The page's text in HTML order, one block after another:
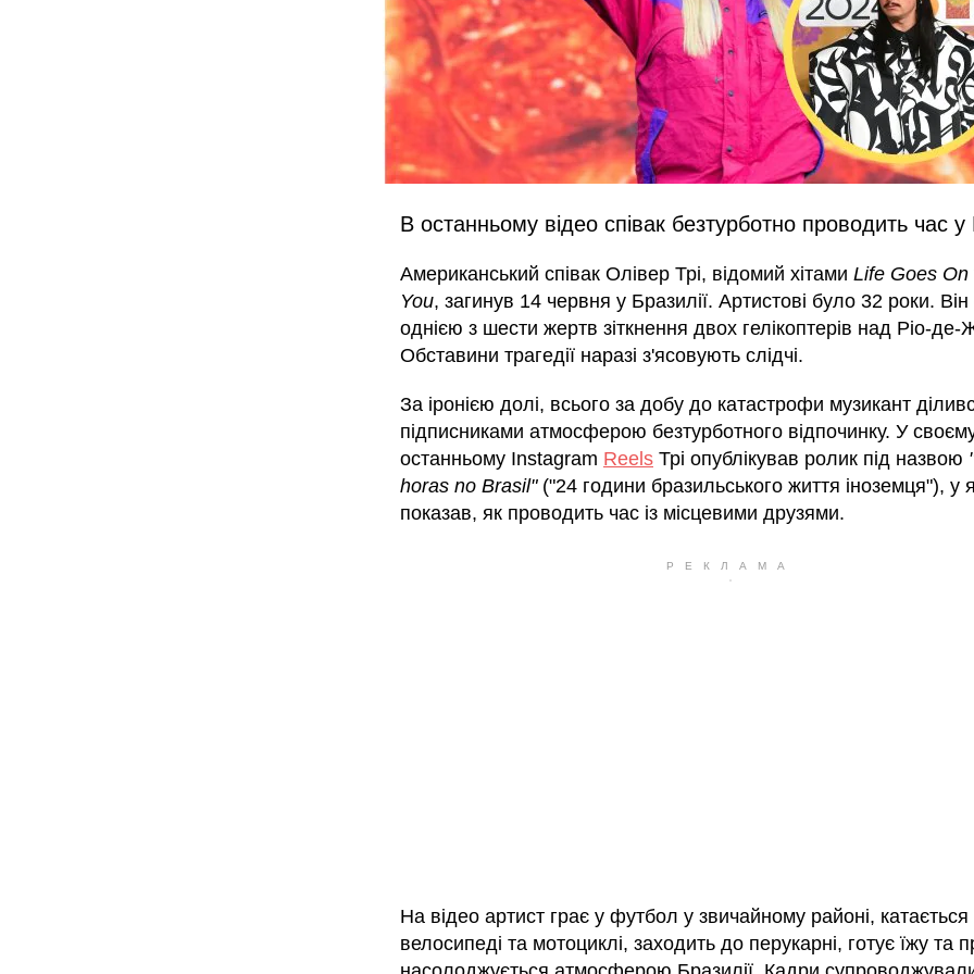
В останньому відео співак безтурботно проводить час у
Американський співак Олівер Трі, відомий хітами Life Goes On
You, загинув 14 червня у Бразилії. Артистові було 32 роки. Він
однією з шести жертв зіткнення двох гелікоптерів над Ріо-
Обставини трагедії наразі з'ясовують слідчі.
За іронією долі, всього за добу до катастрофи музикант
підписниками атмосферою безтурботного відпочинку. У
останньому Instagram Reels Трі опублікував ролик під назвою
horas no Brasil"("24 години бразильського життя іноземця"), у
показав, як проводить час із місцевими друзями.
На відео артист грає у футбол у звичайному районі, катається
велосипеді та мотоциклі, заходить до перукарні, готує їжу та